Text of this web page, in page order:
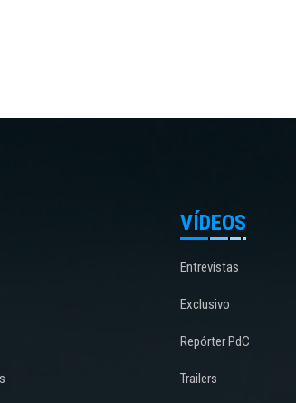
VÍDEOS
Entrevistas
Exclusivo
Repórter PdC
Trailers